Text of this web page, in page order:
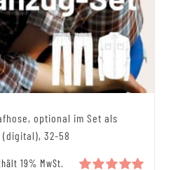
optional im Set als
(digital), 32-58
19% MwSt.